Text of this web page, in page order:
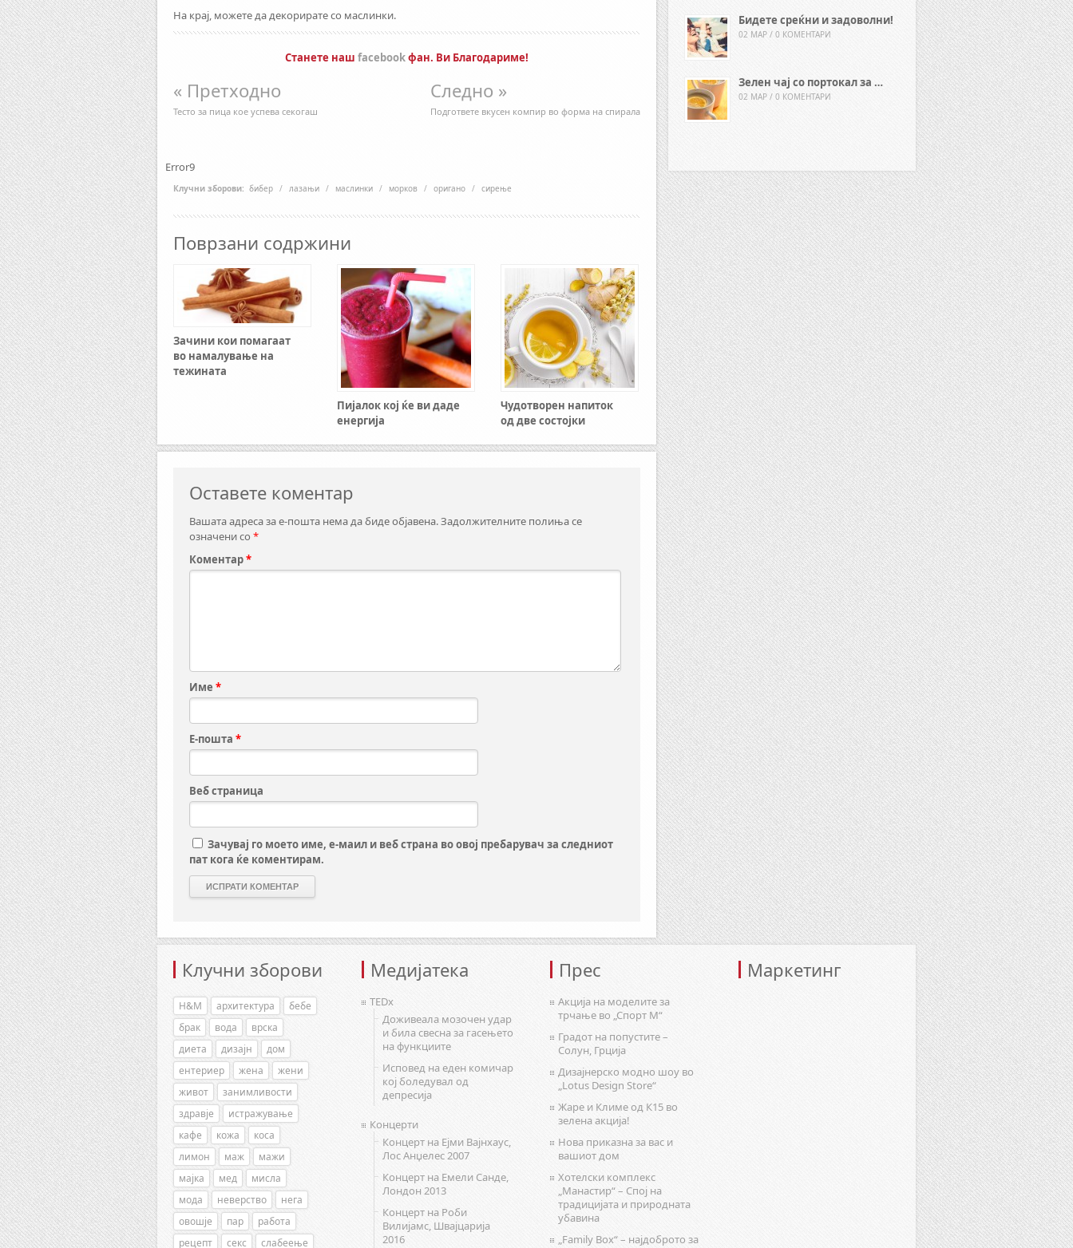
На крај, можете да декорирате со маслинки.
Станете наш facebookфан. Ви Благодариме!
« Претходно
Тесто за пица кое успева секогаш
Следно »
Подгответе вкусен компир во форма на спирала
Error9
Клучни зборови: бибер / лазањи / маслинки / морков / оригано / сирење
Поврзани содржини
Зачини кои помагаат
во намалување на
тежината
Пијалок кој ќе ви даде
енергија
Чудотворен напиток
од две состојки
Оставете коментар
Вашата адреса за е-пошта нема да биде објавена.Задолжителните полиња се
означени со *
Коментар*
Име *
Е-пошта *
Веб страница
Зачувај го моето име, е-маил и веб страна во овој пребарувач за следниот
пат кога ќе коментирам.
Бидете среќни и задоволни!
02 МАР / 0 КОМЕНТАРИ
Зелен чај со портокал за …
02 МАР / 0 КОМЕНТАРИ
Клучни зборови
H&M архитектура
бебе
брак
вода
врска
диета
дизајн
дом
ентериер
жена
жени
живот
занимливости
здравје
истражување
кафе
кожа
коса
лимон
маж
мажи
мајка
мед
мисла
мода
неверство
нега
овошје
пар
работа
рецепт
секс слабеење
Медијатека
TEDx
Доживеала мозочен удар
и била свесна за гасењето
на функциите
Исповед на еден комичар
кој боледувал од
депресија
Концерти
Концерт на Ејми Вајнхаус,
Лос Анџелес 2007
Концерт на Емели Санде,
Лондон 2013
Концерт на Роби
Вилијамс, Швајцарија
2016
Прес
Акција на моделите за
трчање во „Спорт М“
Градот на попустите –
Солун, Грција
Дизајнерско модно шоу во
„Lotus Design Store“
Жаре и Климе од К15 во
зелена акција!
Нова приказна за вас и
вашиот дом
Хотелски комплекс
„Манастир“ – Спој на
традицијата и природната
убавина
„Family Box“ – најдоброто за
Маркетинг